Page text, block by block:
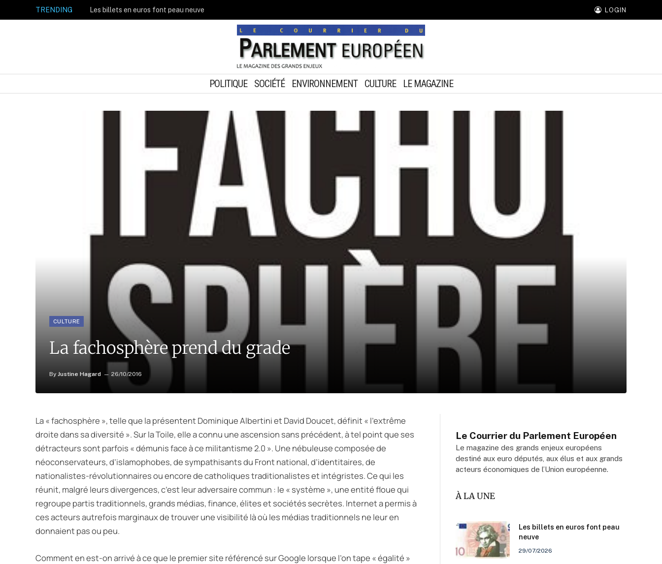
TRENDING Les billets en euros font peau neuve LOGIN
POLITIQUE SOCIÉTÉ ENVIRONNEMENT CULTURE LE MAGAZINE
CULTURE
La fachosphère prend du grade
By Justine Hagard 26/10/2016
La « fachosphère », telle que la présentent Dominique Albertini et David Doucet, définit « l’extrême
droite dans sa diversité ». Sur la Toile, elle a connu une ascension sans précédent, à tel point que ses
détracteurs sont parfois « démunis face à ce militantisme 2.0 ». Une nébuleuse composée de
néoconservateurs, d’islamophobes, de sympathisants du Front national, d’identitaires, de
nationalistes-révolutionnaires ou encore de catholiques traditionalistes et intégristes. Ce qui les
réunit, malgré leurs divergences, c’est leur adversaire commun : le « système », une entité floue qui
regroupe partis traditionnels, grands médias, finance, élites et sociétés secrètes. Internet a permis à
ces acteurs autrefois marginaux de trouver une visibilité là où les médias traditionnels ne leur en
donnaient pas ou peu.
Comment en est-on arrivé à ce que le premier site référencé sur Google lorsque l’on tape « égalité »
Le Courrier du Parlement Européen
Le magazine des grands enjeux européens
destiné aux euro députés, aux élus et aux grands
acteurs économiques de l’Union européenne.
À LA UNE
Les billets en euros font peau
neuve
29/07/2026